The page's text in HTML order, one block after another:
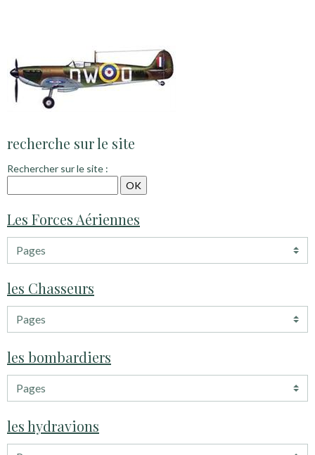
recherche sur le site
Rechercher sur le site :
Les Forces Aériennes
les Chasseurs
les bombardiers
les hydravions